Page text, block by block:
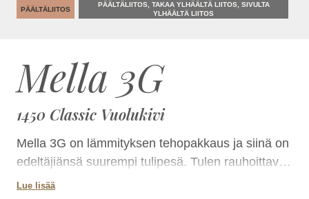
Mella 3G
1450 Classic Vuolukivi
Mella 3G on lämmityksen tehopakkaus ja siinä on
edeltäjiänsä suurempi tulipesä. Tulen rauhoittava
tunnelma välittyy suuren vaakaluukun läpi laajasti
Lue lisää
PÄÄLTÄLIITOS
PÄÄLTÄLIITOS, TAKAA YLHÄÄLTÄ LIITOS, SIVULTA
YLHÄÄLTÄ LIITOS